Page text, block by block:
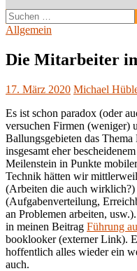
Suchen
nach:
Allgemein
Die Mitarbeiter
17. März 2020 Michael
Es ist schon paradox (oder
versuchen Firmen (weniger)
Ballungsgebieten das
insgesamt eher
Meilenstein in Punkte
Technik hätten wir
(Arbeiten die auch wirklich?)
(Aufgabenverteilung,
an Problemen arbeiten,
in meinen Beitrag Führung
booklooker (externer Link).
hoffentlich alles wieder ein
auch.